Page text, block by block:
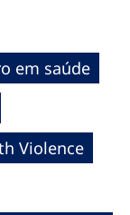
em saúde
Violence